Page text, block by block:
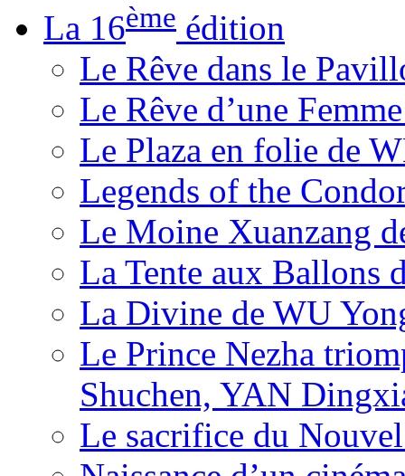
La 16ème édition
Le Rêve dans le
Le Rêve d’une
Le Plaza en folie de
Legends of the
Le Moine Xuanzang
La Tente aux Ballons
La Divine de WU
Le Prince Nezha
Shuchen, YAN
Le sacrifice du